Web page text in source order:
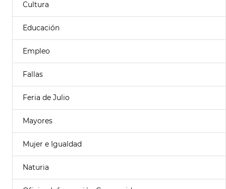
Cultura
Educación
Empleo
Fallas
Feria de Julio
Mayores
Mujer e Igualdad
Naturia